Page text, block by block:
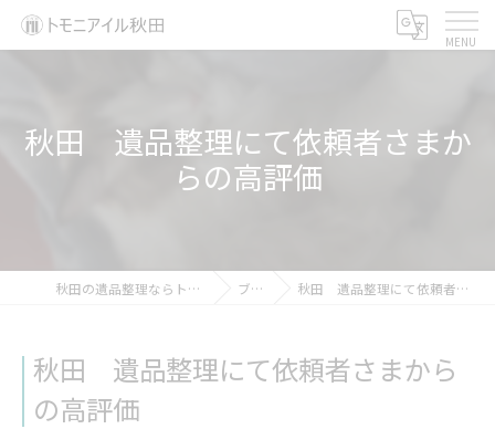
秋田 遺品整理にて依頼者さまか
らの高評価
秋田の遺品整理ならトモニアイル秋田 ブログ 秋田 遺品整理にて依頼者さまからの高評価
秋田 遺品整理にて依頼者さまから
の高評価